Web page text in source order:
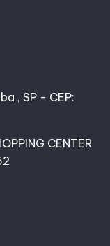
, SP - CEP:
CENTER